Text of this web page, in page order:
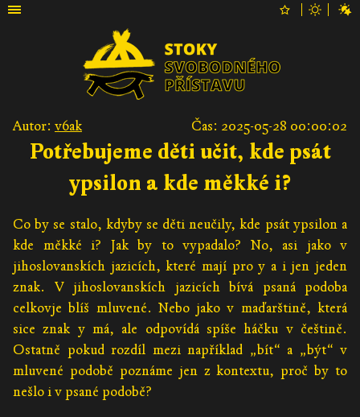
Autor: v6ak Čas: 2025-05-28 00:00:02
Potřebujeme děti učit, kde psát
ypsilon a kde měkké i?
Co by se stalo, kdyby se děti neučily, kde psát ypsilon a
kde měkké i? Jak by to vypadalo? No, asi jako v
jihoslovanskích jazicích, které mají pro y a i jen jeden
znak. V jihoslovanskích jazicích bívá psaná podoba
celkovje blíš mluvené. Nebo jako v maďarštině, která
sice znak y má, ale odpovídá spíše háčku v češtině.
Ostatně pokud rozdíl mezi například „bít“ a „být“ v
mluvené podobě poznáme jen z kontextu, proč by to
nešlo i v psané podobě?